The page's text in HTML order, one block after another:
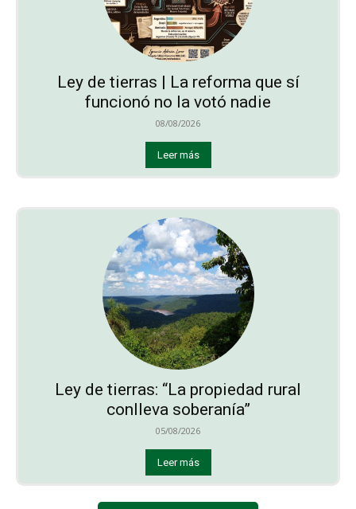
Ley de tierras | La reforma que sí
funcionó no la votó nadie
08/08/2026
Leer más
Ley de tierras: “La propiedad rural
conlleva soberanía”
05/08/2026
Leer más